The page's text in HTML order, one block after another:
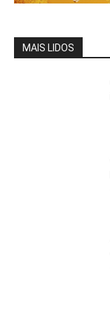
MAIS LIDOS